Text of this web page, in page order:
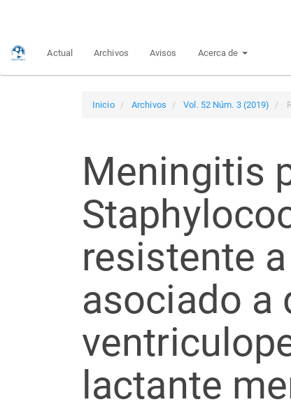
principalActual Archivos Avisos Acerca de
Inicio Archivos Vol. 52 Núm. 3 (2019)
Meningitis
resistente
asociado a
lactante